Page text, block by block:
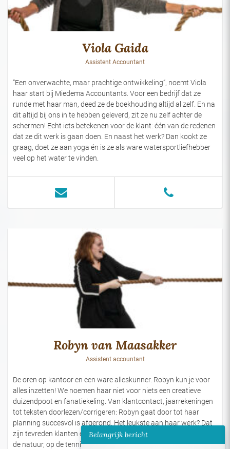
Viola Gaida
Assistent Accountant
“Een onverwachte, maar prachtige ontwikkeling”, noemt Viola
haar start bij Miedema Accountants. Voor een bedrijf dat ze
runde met haar man, deed ze de boekhouding altijd al zelf. En na
dit altijd bij ons in te hebben geleverd, zit ze nu zelf achter de
schermen! Echt iets betekenen voor de klant: één van de redenen
dat ze dit werk is gaan doen. En naast het werk? Dan kookt ze
graag, doet ze aan yoga én is ze als ware watersportliefhebber
veel op het water te vinden.
Robyn van Maasakker
Assistent accountant
De oren op kantoor en een ware alleskunner. Robyn kun je voor
alles inzetten! We noemen haar niet voor niets een creatieve
duizendpoot en fanatiekeling. Van klantcontact, jaarrekeningen
tot teksten doorlezen/corrigeren: Robyn gaat door tot haar
planning succesvol is afgerond. Het leukste aan haar werk? Dat
zijn tevreden klanten en het hechte team. In haar vrije tijd is ze in
de natuur, op de tennisbaan of de padelbaan te vinden.
Belangrijk bericht